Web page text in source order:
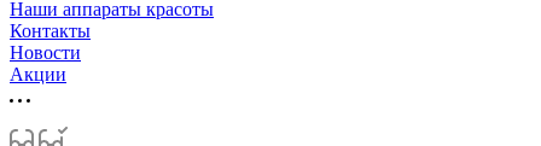
Наши аппараты красоты
Контакты
Новости
Акции